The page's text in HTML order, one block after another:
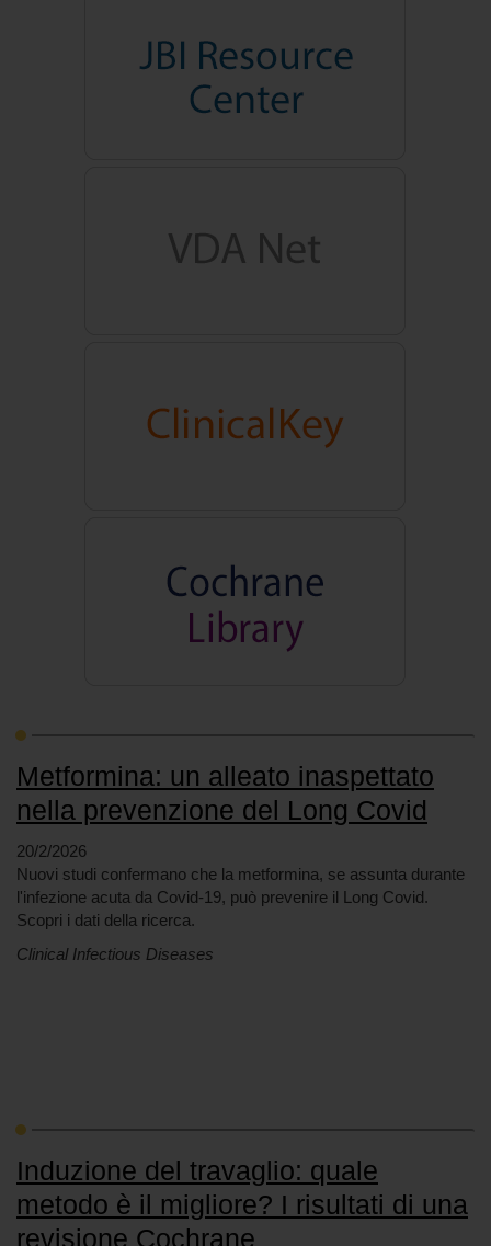
Metformina: un alleato inaspettato
nella prevenzione del Long Covid
20/2/2026
Nuovi studi confermano che la metformina, se assunta durante
l'infezione acuta da Covid-19, può prevenire il Long Covid.
Scopri i dati della ricerca.
Clinical Infectious Diseases
Induzione del travaglio: quale
metodo è il migliore? I risultati di una
revisione Cochrane